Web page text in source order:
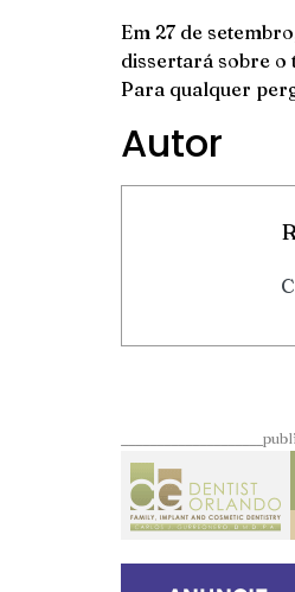
Em 27 de
dissertará sobre
Para qualquer
Autor